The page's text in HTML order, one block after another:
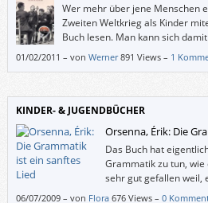
Wer mehr über jene Menschen
Zweiten Weltkrieg als Kinder
Buch lesen. Man kann sich
Abstumpfen angesichts der
01/02/2011 – von Werner 891 Views – 1
KINDER- & JUGENDBÜCHER
Orsenna, Érik: Die
Das Buch hat
Grammatik zu tun,
sehr gut gefallen weil,
geschrieben ist.
06/07/2009– von Flora 676 Views – 0